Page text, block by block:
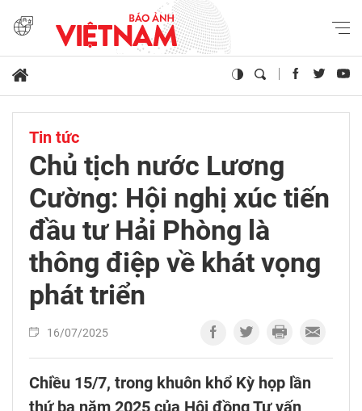
Tin tức
Chủ tịch nước Lương
Cường: Hội nghị xúc tiến
đầu tư Hải Phòng là
thông điệp về khát vọng
phát triển
16/07/2025
Chiều 15/7, trong khuôn khổ Kỳ họp lần
thứ ba năm 2025 của Hội đồng Tư vấn